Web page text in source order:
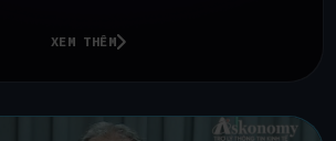
XEM THÊM